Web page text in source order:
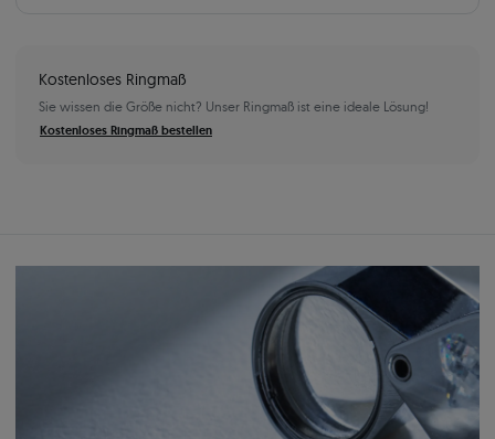
Kostenloses Ringmaß
Sie wissen die Größe nicht? Unser Ringmaß ist eine ideale Lösung!
Kostenloses Ringmaß bestellen